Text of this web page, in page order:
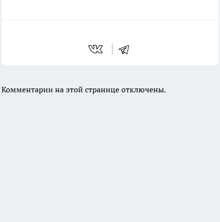
Комментарии на этой странице отключены.